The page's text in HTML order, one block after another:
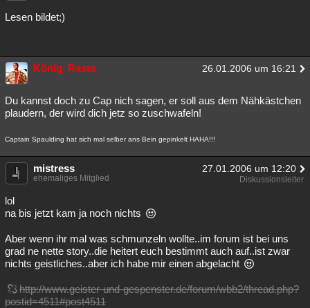
Lesen bildet;)
König_Rasta 26.01.2006 um 16:21
Du kannst doch zu Cap nich sagen, er soll aus dem Nähkästchen
plaudern, der wird dich jetz so zuschwafeln!
Captain Spaulding hat sich mal selber ans Bein gepinkelt HAHA!!!
mistress 27.01.2006 um 12:20
ehemaliges Mitglied Diskussionsleiter
lol
na bis jetzt kam ja noch nichts
Aber wenn ihr mal was schmunzeln wollte..im forum ist bei uns
grad ne nette story..die heitert euch bestimmt auch auf..ist zwar
nichts geistliches..aber ich habe mir einen abgelacht
http://www.geister-und-gespenster.de/forum/wbb2/thread.php?
postid=4511#post4511